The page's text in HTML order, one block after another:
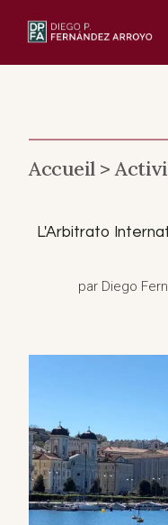
Accueil >
L'Arbitrato
par Diego